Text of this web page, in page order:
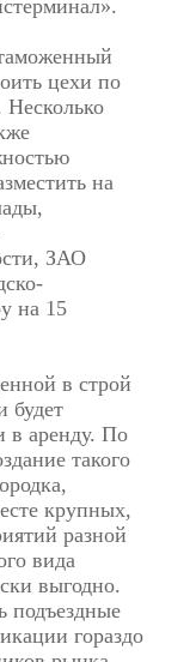
цехи по
на
ЗАО
на 15
в строй
будет
в аренду. По
такого
крупных,
разной
вида
выгодно.
подъездные
гораздо